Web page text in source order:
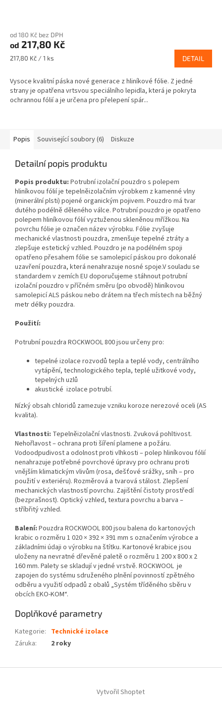
od 180 Kč bez DPH
od 217,80 Kč
Měrná
217,80 Kč / 1 ks DETAIL
Vysoce kvalitní páska nové generace z hliníkové fólie. Z jedné
strany je opatřena vrtsvou speciálního lepidla, která je pokryta
ochrannou fólií a je určena pro přelepení spár...
Popis Související soubory (6) Diskuze
Detailní popis produktu
Popis produktu: Potrubní izolační pouzdro s polepem
hliníkovou fólií je tepelněizolačním výrobkem z kamenné vlny
(minerální plsti) pojené organickým pojivem. Pouzdro má tvar
dutého podélně děleného válce. Potrubní pouzdro je opatřeno
polepem hliníkovou fólií vyztuženou skleněnou mřížkou. Na
povrchu fólie je označen název výrobku. Fólie zvyšuje
mechanické vlastnosti pouzdra, zmenšuje tepelné ztráty a
zlepšuje estetický vzhled. Pouzdro je na podélném spoji
opatřeno přesahem fólie se samolepicí páskou pro dokonalé
uzavření pouzdra, která nenahrazuje nosné spoje.V souladu se
standardem v zemích EU doporučujeme stáhnout potrubní
izolační pouzdro v příčném směru (po obvodě) hliníkovou
samolepicí ALS páskou nebo drátem na třech místech na běžný
metr délky pouzdra.
Použití:
Potrubní pouzdra ROCKWOOL 800 jsou určeny pro:
tepelné izolace rozvodů tepla a teplé vody, centrálního
vytápění, technologického tepla, teplé užitkové vody,
tepelných uzlů
akustické izolace potrubí.
Nízký obsah chloridů zamezuje vzniku koroze nerezové oceli (AS
kvalita).
Vlastnosti: Tepelněizolační vlastnosti. Zvuková pohltivost.
Nehořlavost – ochrana proti šíření plamene a požáru.
Vodoodpudivost a odolnost proti vlhkosti – polep hliníkovou fólií
nenahrazuje potřebné povrchové úpravy pro ochranu proti
vnějším klimatickým vlivům (rosa, dešťové srážky, sníh – pro
použití v exteriéru). Rozměrová a tvarová stálost. Zlepšení
mechanických vlastností povrchu. Zajištění čistoty prostředí
(bezprašnost). Optický vzhled, textura povrchu a barva –
stříbřitý vzhled.
Balení: Pouzdra ROCKWOOL 800 jsou balena do kartonových
krabic o rozměru 1 020 × 392 × 391 mm s označením výrobce a
základními údaji o výrobku na štítku. Kartonové krabice jsou
uloženy na nevratné dřevěné paletě o rozměru 1 200 x 800 x 2
160 mm. Palety se skladují v jedné vrstvě. ROCKWOOL je
zapojen do systému sdruženého plnění povinností zpětného
odběru a využití odpadů z obalů „Systém tříděného sběru v
obcích EKO-KOM“.
Doplňkové parametry
Kategorie: Technické izolace
Záruka: 2 roky
Vytvořil Shoptet